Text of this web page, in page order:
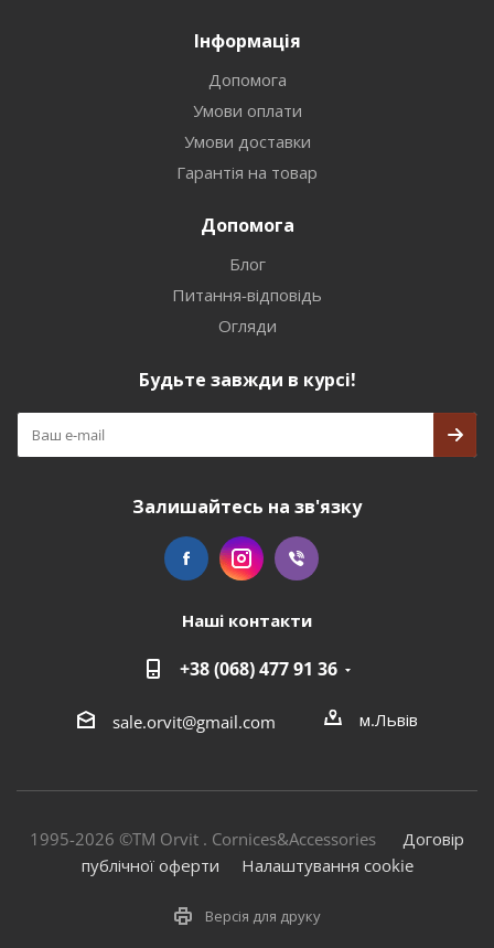
Інформація
Допомога
Умови оплати
Умови доставки
Гарантія на товар
Допомога
Блог
Питання-відповідь
Огляди
Будьте завжди в курсі!
Залишайтесь на зв'язку
Наші контакти
+38 (068) 477 91 36
sale.orvit@gmail.com м.Львів
1995-2026 ©TM Orvit . Cornices&Accessories Договір
публічної оферти
Налаштування cookie
Версія для друку